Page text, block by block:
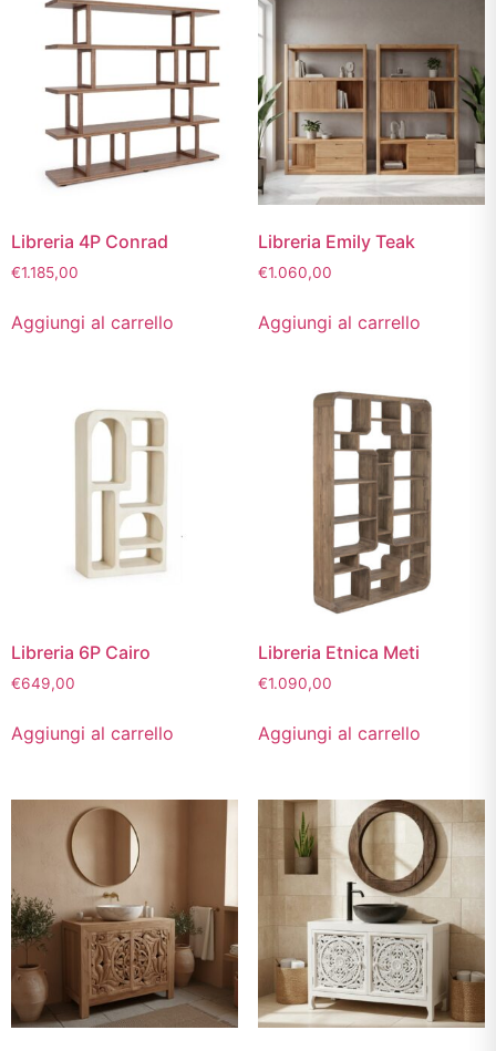
Libreria 4P Conrad
€1.185,00
Aggiungi al carrello
Libreria Emily Teak
€1.060,00
Aggiungi al carrello
Libreria 6P Cairo
€649,00
Aggiungi al carrello
Libreria Etnica Meti
€1.090,00
Aggiungi al carrello